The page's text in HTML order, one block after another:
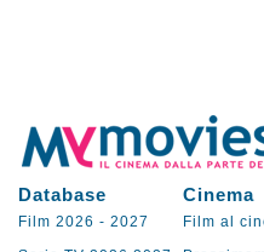
Database Cinema
Film 2026 - 2027 Film al